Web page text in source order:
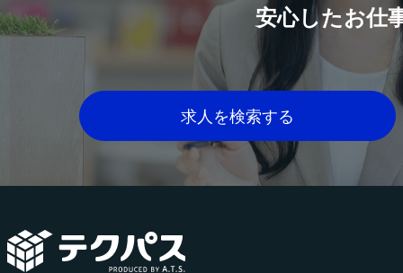
安心したお仕
求人を検索する